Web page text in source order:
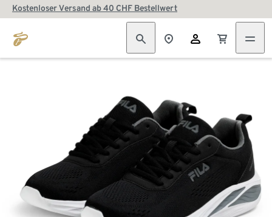
Kostenloser Versand ab 40 CHF Bestellwert